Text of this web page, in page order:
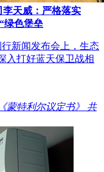
李天威：严格落实
绿色堡垒
新闻发布会上，生态
入打好蓝天保卫战相